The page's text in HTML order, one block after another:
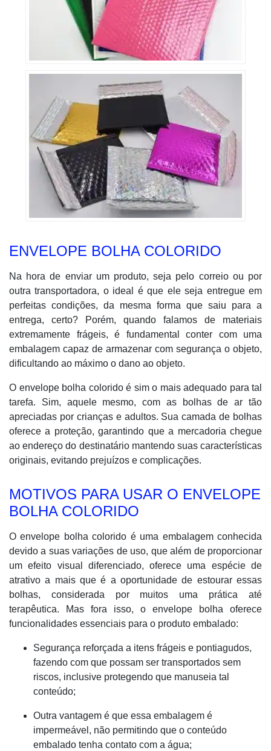
ENVELOPE BOLHA COLORIDO
Na hora de enviar um produto, seja pelo correio ou por
outra transportadora, o ideal é que ele seja entregue em
perfeitas condições, da mesma forma que saiu para a
entrega, certo? Porém, quando falamos de materiais
extremamente frágeis, é fundamental conter com uma
embalagem capaz de armazenar com segurança o objeto,
dificultando ao máximo o dano ao objeto.
O envelope bolha colorido é sim o mais adequado para tal
tarefa. Sim, aquele mesmo, com as bolhas de ar tão
apreciadas por crianças e adultos. Sua camada de bolhas
oferece a proteção, garantindo que a mercadoria chegue
ao endereço do destinatário mantendo suas características
originais, evitando prejuízos e complicações.
MOTIVOS PARA USAR O ENVELOPE
BOLHA COLORIDO
O envelope bolha colorido é uma embalagem conhecida
devido a suas variações de uso, que além de proporcionar
um efeito visual diferenciado, oferece uma espécie de
atrativo a mais que é a oportunidade de estourar essas
bolhas, considerada por muitos uma prática até
terapêutica. Mas fora isso, o envelope bolha oferece
funcionalidades essenciais para o produto embalado:
Segurança reforçada a itens frágeis e pontiagudos,
fazendo com que possam ser transportados sem
riscos, inclusive protegendo que manuseia tal
conteúdo;
Outra vantagem é que essa embalagem é
impermeável, não permitindo que o conteúdo
embalado tenha contato com a água;